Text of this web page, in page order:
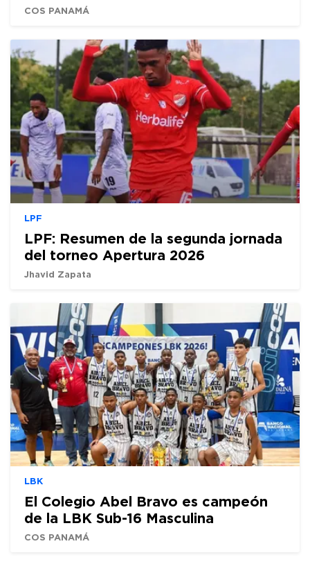
COS PANAMÁ
LPF
LPF: Resumen de la segunda jornada
del torneo Apertura 2026
Jhavid Zapata
LBK
El Colegio Abel Bravo es campeón
de la LBK Sub-16 Masculina
COS PANAMÁ